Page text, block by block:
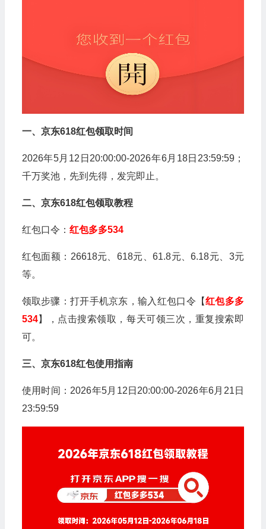
一、京东618红包领取时间
2026年5月12日20:00:00-2026年6月18日23:59:59；
千万奖池，先到先得，发完即止。
二、京东618红包领取教程
红包口令： 红包多多534
红包面额：26618元、618元、61.8元、6.18元、3元
等。
领取步骤：打开手机京东，输入红包口令【红包多多
534】，点击搜索领取，每天可领三次，重复搜索即
可。
三、京东618红包使用指南
使用时间：2026年5月12日20:00:00-2026年6月21日
23:59:59